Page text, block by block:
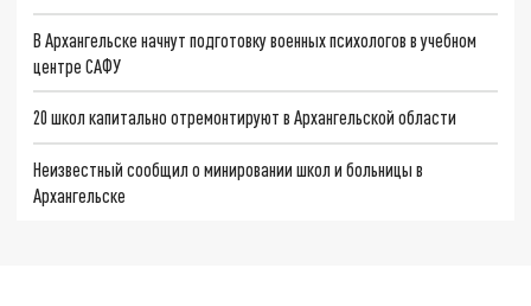
В Архангельске начнут подготовку военных психологов в учебном
центре САФУ
20 школ капитально отремонтируют в Архангельской области
Неизвестный сообщил о минировании школ и больницы в
Архангельске